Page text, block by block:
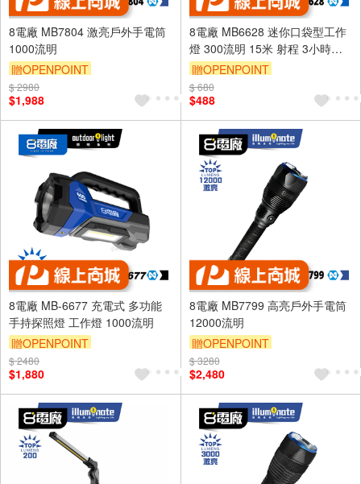
8電廠 MB7804 激亮戶外手電筒
1000流明
贈OPENPOINT
$ 2980
$1,988
8電廠 MB6628 迷你口袋型工作
燈 300流明 15米 射程 3小時續
航 磁吸 背夾 高亮 易攜帶
贈OPENPOINT
$ 680
$488
8電廠 MB-6677 充電式 多功能
手持探照燈 工作燈 1000流明
贈OPENPOINT
$ 2480
$1,880
8電廠 MB7799 高亮戶外手電筒
12000流明
贈OPENPOINT
$ 3280
$2,480